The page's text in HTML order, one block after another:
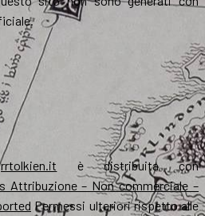
è distribuita con
Attribuzione – Non commerciale –
Permessi ulteriori rispetto alle